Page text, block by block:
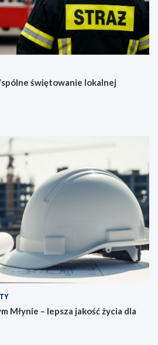
świętowanie lokalnej
Młynie – lepsza jakość życia dla